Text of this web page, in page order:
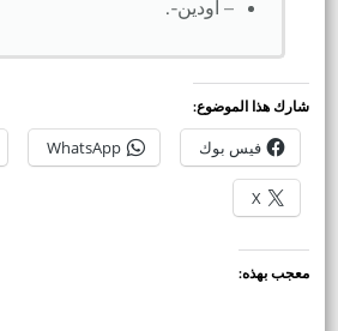
– اودين-.
شارك هذا الموضوع:
فيس بوك WhatsApp
X
معجب بهذه: